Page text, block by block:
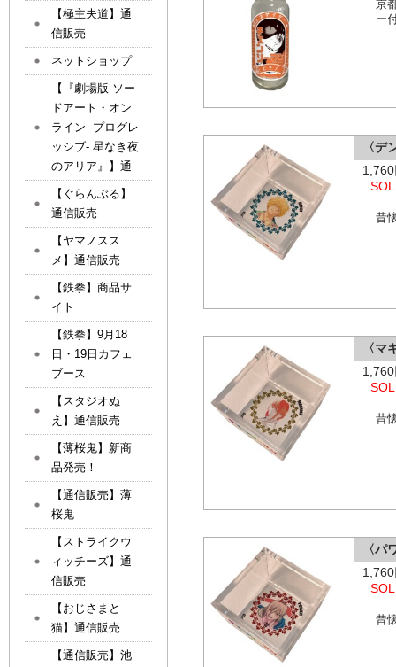
京
ー
〈
昔
〈
昔
〈
昔
【極主夫道】通
信販売
ネットショップ
【『劇場版 ソー
ドアート・オン
ライン -プログレ
ッシブ- 星なき夜
のアリア』】通
【ぐらんぶる】
通信販売
【ヤマノスス
メ】通信販売
【鉄拳】商品サ
イト
【鉄拳】9月18
日・19日カフェ
ブース
【スタジオぬ
え】通信販売
【薄桜鬼】新商
品発売！
【通信販売】薄
桜鬼
【ストライクウ
ィッチーズ】通
信販売
【おじさまと
猫】通信販売
【通信販売】池